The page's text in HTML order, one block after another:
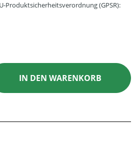
Produktsicherheitsverordnung (GPSR):
den gewünschten
IN DEN WARENKORB